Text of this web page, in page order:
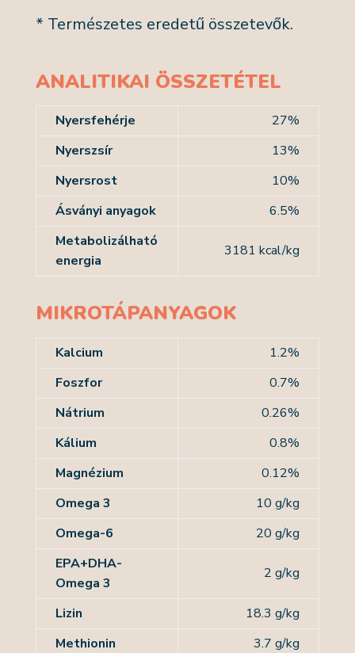
* Természetes eredetű összetevők.
ANALITIKAI ÖSSZETÉTEL
Nyersfehérje
27%
Nyerszsír
13%
Nyersrost
10%
Ásványi anyagok
6.5%
Metabolizálható
energia
3181 kcal/kg
MIKROTÁPANYAGOK
Kalcium
1.2%
Foszfor
0.7%
Nátrium
0.26%
Kálium
0.8%
Magnézium
0.12%
Omega 3
10 g/kg
Omega-6
20 g/kg
EPA+DHA-
Omega 3
2 g/kg
Lizin
18.3 g/kg
Methionin
3.7 g/kg